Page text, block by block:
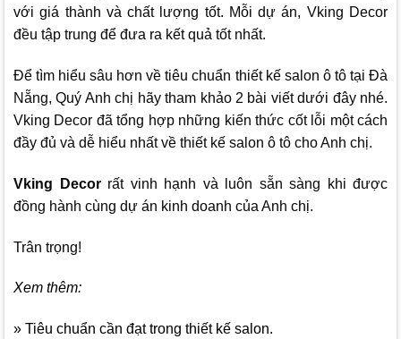
với giá thành và chất lượng tốt. Mỗi dự án, Vking Decor
đều tập trung để đưa ra kết quả tốt nhất.
Để tìm hiểu sâu hơn về tiêu chuẩn thiết kế salon ô tô tại Đà
Nẵng, Quý Anh chị hãy tham khảo 2 bài viết dưới đây nhé.
Vking Decor đã tổng hợp những kiến thức cốt lỗi một cách
đầy đủ và dễ hiểu nhất về thiết kế salon ô tô cho Anh chị.
Vking Decorrất vinh hạnh và luôn sẵn sàng khi được
đồng hành cùng dự án kinh doanh của Anh chị.
Trân trọng!
Xem thêm:
» Tiêu chuẩn cần đạt trong thiết kế salon.